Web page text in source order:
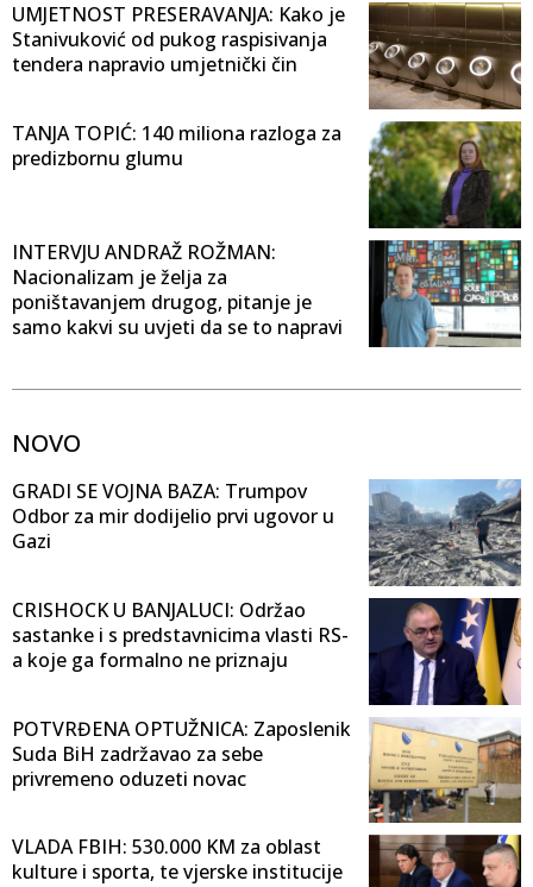
UMJETNOST PRESERAVANJA: Kako je
Stanivuković od pukog raspisivanja
tendera napravio umjetnički čin
TANJA TOPIĆ: 140 miliona razloga za
predizbornu glumu
INTERVJU ANDRAŽ ROŽMAN:
Nacionalizam je želja za
poništavanjem drugog, pitanje je
samo kakvi su uvjeti da se to napravi
NOVO
GRADI SE VOJNA BAZA: Trumpov
Odbor za mir dodijelio prvi ugovor u
Gazi
CRISHOCK U BANJALUCI: Održao
sastanke i s predstavnicima vlasti RS-
a koje ga formalno ne priznaju
POTVRĐENA OPTUŽNICA: Zaposlenik
Suda BiH zadržavao za sebe
privremeno oduzeti novac
VLADA FBIH: 530.000 KM za oblast
kulture i sporta, te vjerske institucije